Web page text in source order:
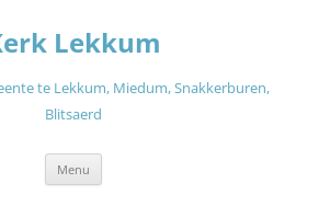
Lekkum
te Lekkum, Miedum, Snakkerburen,
Blitsaerd
Menu